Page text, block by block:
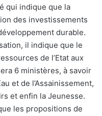
qui indique que la
des investissements
durable.
il indique que le
de l’Etat aux
6 ministères, à savoir
et de l’Assainissement,
et enfin la Jeunesse.
les propositions de